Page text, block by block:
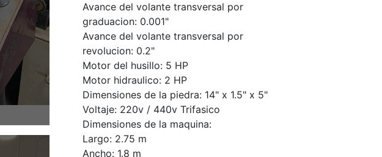
Avance del volante transversal por
graduacion: 0.001"
Avance del volante transversal por
revolucion: 0.2"
Motor del husillo: 5 HP
Motor hidraulico: 2 HP
Dimensiones de la piedra: 14" x 1.5" x 5"
Voltaje: 220v / 440v Trifasico
Dimensiones de la maquina:
Largo: 2.75 m
Ancho: 1.8 m